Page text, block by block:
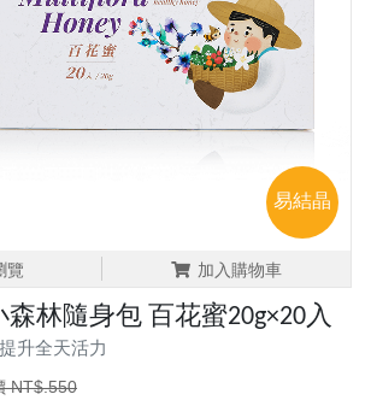
易結晶
覽 加入購物車
林隨身包 百花蜜20g×20入
升全天活力
NT$.550